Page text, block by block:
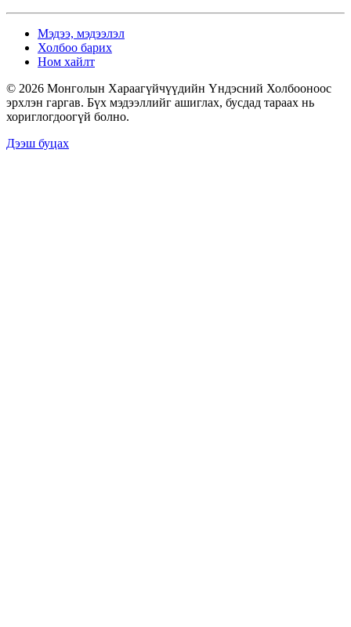
Мэдээ, мэдээлэл
Холбоо барих
Ном хайлт
© 2026 Монголын Хараагүйчүүдийн Үндэсний Холбооноос
эрхлэн гаргав. Бүх мэдээллийг ашиглах, бусдад тараах нь
хориглогдоогүй болно.
Дээш буцах